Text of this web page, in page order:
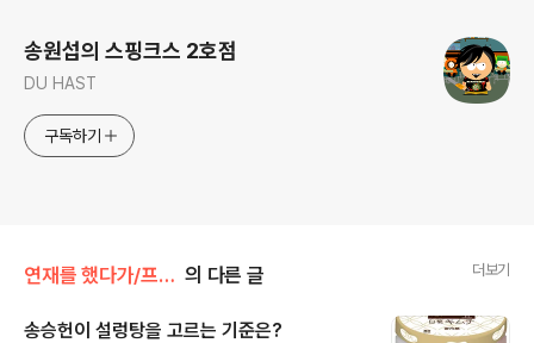
송원섭의 스핑크스 2호점
DU HAST
구독하기
연재를 했다가/프라이데이 의 다른 글 더보기
송승헌이 설렁탕을 고르는 기준은?